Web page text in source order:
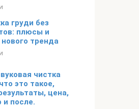
груди без
плюсы и
тренда
чистка
это такое,
цена,
и после.